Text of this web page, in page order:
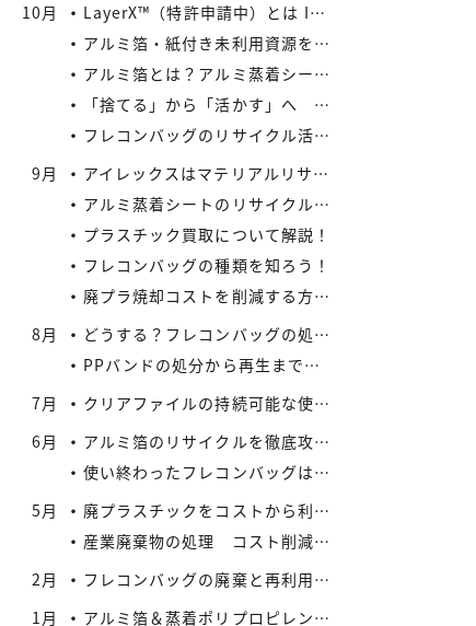
10月
LayerX™（特許申請中）とは IREXコラム vol.3
アルミ箔・紙付き未利用資源をどう活かすか? IREXコラム vol.2
アルミ箔とは？アルミ蒸着シートとの違いとリサイクルの取り組み
「捨てる」から「活かす」へ IREXコラム vol.1
フレコンバッグのリサイクル活用術：廃棄コストを減らす具体策とは
9月
アイレックスはマテリアルリサイクルの新たなビジネスに着手
アルミ蒸着シートのリサイクル方法と流れ
プラスチック買取について解説！
フレコンバッグの種類を知ろう！
廃プラ焼却コストを削減する方法：リサイクルとの比較で見えてくる最適解
8月
どうする？フレコンバッグの処分 vol.2 – 買取がエコにつながる
PPバンドの処分から再生まで：企業が実践できるコスト効率の高い手法
7月
クリアファイルの持続可能な使い方とリサイクル
6月
アルミ箔のリサイクルを徹底攻略：複合材でも再資源化できる最新手法とアイレックス株式会社の取り組み
使い終わったフレコンバッグは資産になる？買取サービスを活用したリサイクル戦略
5月
廃プラスチックをコストから利益へ：買取価格の仕組みと高値で売るコツ
産業廃棄物の処理 コスト削減と法令順守のポイント
2月
フレコンバッグの廃棄と再利用に関する法規制
1月
アルミ箔＆蒸着ポリプロピレンシート 高価買取実施中